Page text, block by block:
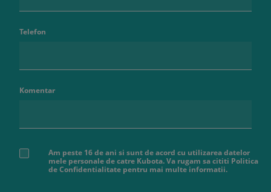
Telefon
Komentar
Am peste 16 de ani si sunt de acord cu utilizarea datelor
mele personale de catre Kubota. Va rugam sa cititi Politica
de Confidentialitate pentru mai multe informatii.